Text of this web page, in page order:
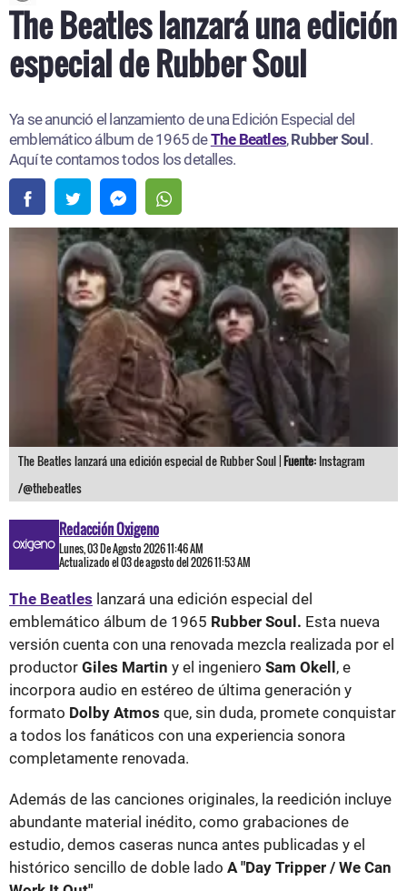
The Beatles lanzará una edición
especial de Rubber Soul
Ya se anunció el lanzamiento de una Edición Especial del
emblemático álbum de 1965 deThe Beatles,Rubber Soul .
Aquí te contamos todos los detalles.
The Beatles lanzará una edición especial de Rubber Soul |Fuente: Instagram
/@thebeatles
Redacción Oxigeno
Lunes, 03 De Agosto 2026 11:46 AM
Actualizado el 03 de agosto del 2026 11:53 AM
The Beatles lanzará una edición especial del
emblemático álbum de 1965 Rubber Soul. Esta nueva
versión cuenta con una renovada mezcla realizada por el
productor Giles Martin y el ingeniero Sam Okell , e
incorpora audio en estéreo de última generación y
formato Dolby Atmos que, sin duda, promete conquistar
a todos los fanáticos con una experiencia sonora
completamente renovada.
Además de las canciones originales, la reedición incluye
abundante material inédito, como grabaciones de
estudio, demos caseras nunca antes publicadas y el
histórico sencillo de doble lado A "Day Tripper / We Can